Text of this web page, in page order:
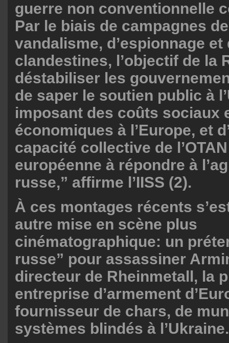
guerre non conventionnelle
Par le biais de campagnes
vandalisme, d’espionnage et
clandestines, l’objectif de la
déstabiliser les
de saper le soutien public à
imposant des coûts sociaux
économiques à l’Europe, et
capacité collective de
européenne à répondre à
russe,” affirme l’IISS (2).
À ces montages récents
autre mise en scène plus
cinématographique: un
russe” pour assassiner
directeur de Rheinmetall, la
entreprise d’armement
fournisseur de chars, de
systèmes blindés à l’Ukraine.